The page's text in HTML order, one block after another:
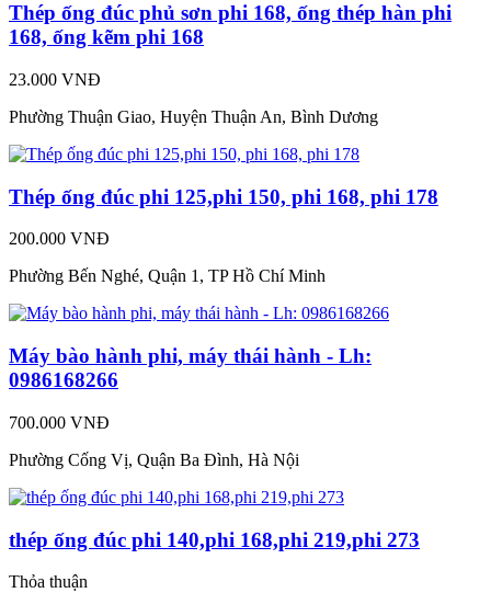
Thép ống đúc phủ sơn phi 168, ống thép hàn phi
168, ống kẽm phi 168
23.000 VNĐ
Phường Thuận Giao, Huyện Thuận An, Bình Dương
Thép ống đúc phi 125,phi 150, phi 168, phi 178
200.000 VNĐ
Phường Bến Nghé, Quận 1, TP Hồ Chí Minh
Máy bào hành phi, máy thái hành - Lh:
0986168266
700.000 VNĐ
Phường Cống Vị, Quận Ba Đình, Hà Nội
thép ống đúc phi 140,phi 168,phi 219,phi 273
Thỏa thuận